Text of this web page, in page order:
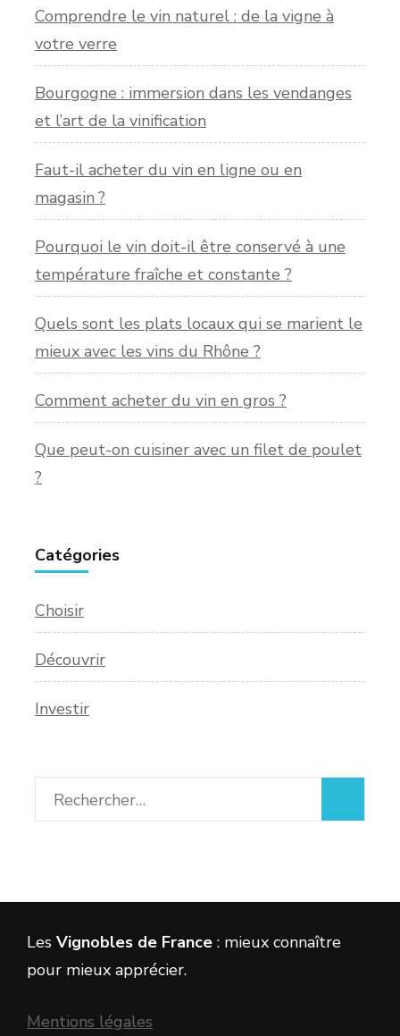
Comprendre le vin naturel : de la vigne à
votre verre
Bourgogne : immersion dans les vendanges
et l’art de la vinification
Faut-il acheter du vin en ligne ou en
magasin ?
Pourquoi le vin doit-il être conservé à une
température fraîche et constante ?
Quels sont les plats locaux qui se marient le
mieux avec les vins du Rhône ?
Comment acheter du vin en gros ?
Que peut-on cuisiner avec un filet de poulet
?
Catégories
Choisir
Découvrir
Investir
Rechercher :
Les Vignobles de France : mieux connaître
pour mieux apprécier.
Mentions légales